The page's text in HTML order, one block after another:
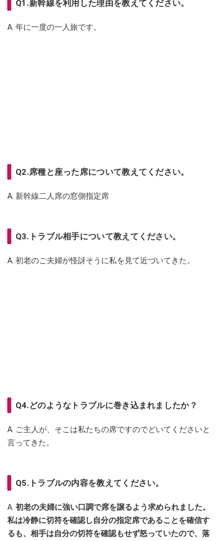
Q1.新幹線を利用した理由を教えてください。
A. 年に一度の一人旅です。
Q2.席種と座った席について教えてください。
A. 新幹線二人席の窓側指定席
Q3.トラブル相手について教えてください。
A. 初老のご夫婦が怪訝そうに私を見て近づいてきた。
Q4.どのようなトラブルに巻き込まれましたか？
A. ご主人が、そこは私たちの席ですのでどいてくださいと
言ってきた。
Q5.トラブルの内容を教えてください。
A. 初老の夫婦に強い口調で席を譲るよう求められました。
私は冷静に切符を確認し自分の指定席であることを確信す
るも、相手は自分の切符を確認もせず怒っていたので、落